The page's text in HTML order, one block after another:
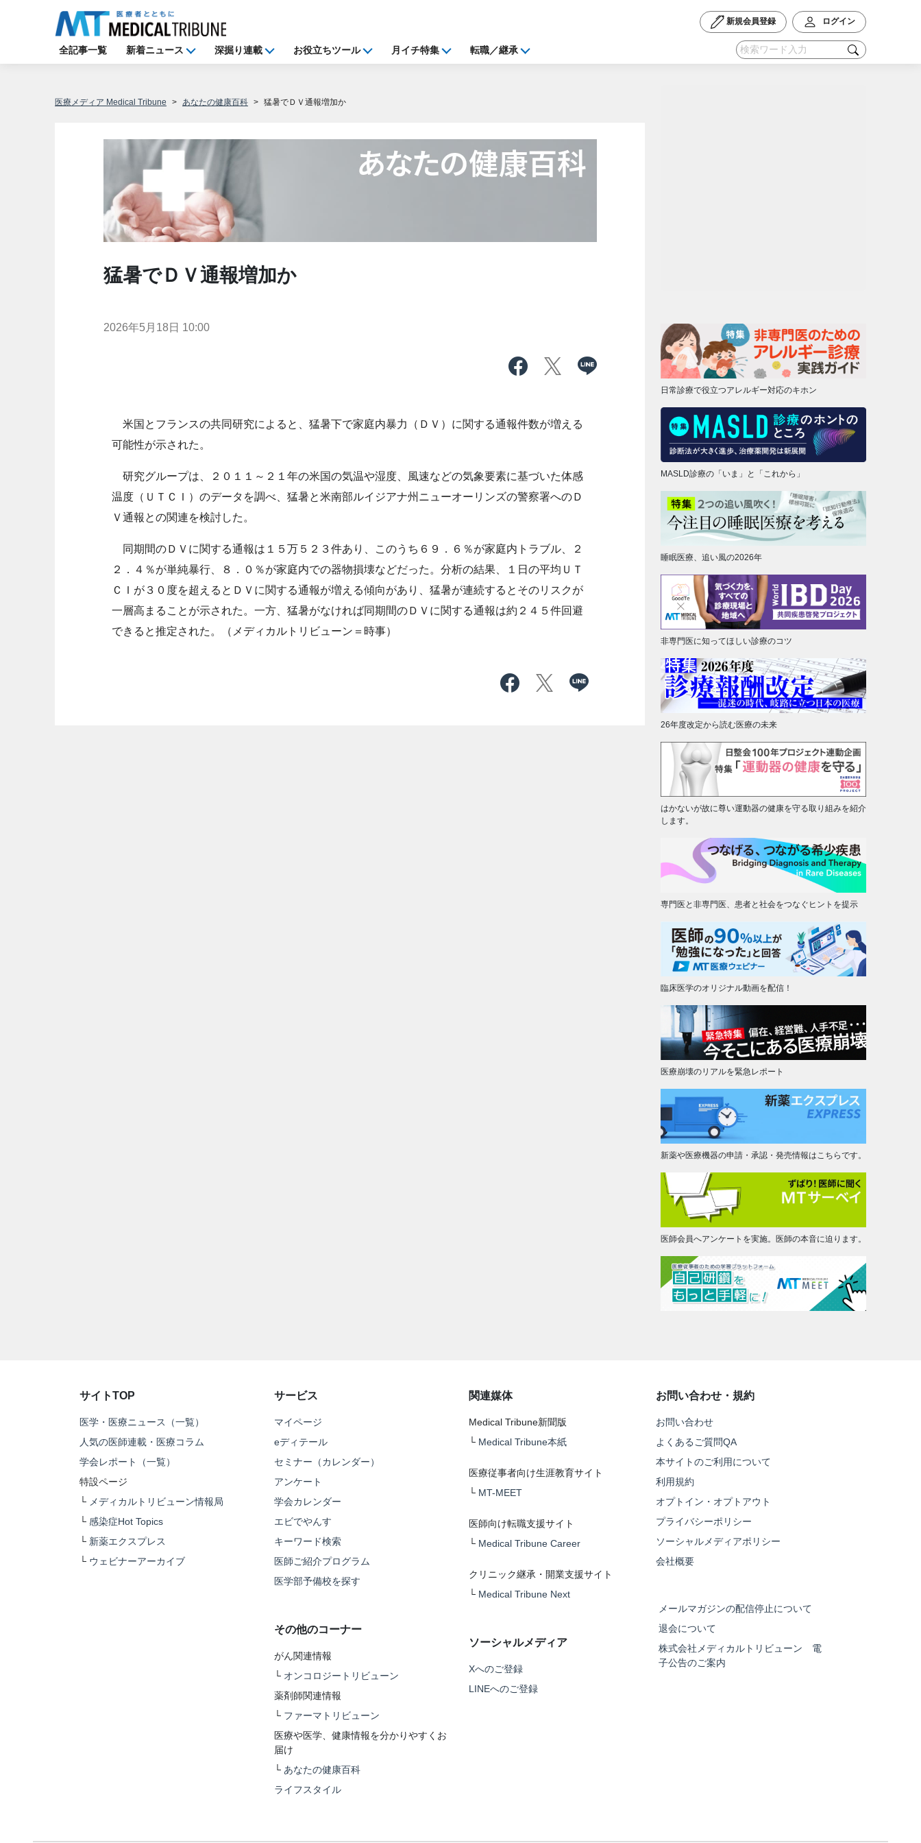
新規会員登録 ログイン
全記事一覧 新着ニュース 深掘り連載 お役立ちツール 月イチ特集 転職／継承
医療メディア Medical Tribune あなたの健康百科 猛暑でＤＶ通報増加か
猛暑でＤＶ通報増加か
2026年5月18日 10:00
米国とフランスの共同研究によると、猛暑下で家庭内暴力（ＤＶ）に関する通報件数が増える
可能性が示された。
研究グループは、２０１１～２１年の米国の気温や湿度、風速などの気象要素に基づいた体感
温度（ＵＴＣＩ）のデータを調べ、猛暑と米南部ルイジアナ州ニューオーリンズの警察署へのＤ
Ｖ通報との関連を検討した。
同期間のＤＶに関する通報は１５万５２３件あり、このうち６９．６％が家庭内トラブル、２
２．４％が単純暴行、８．０％が家庭内での器物損壊などだった。分析の結果、１日の平均ＵＴ
ＣＩが３０度を超えるとＤＶに関する通報が増える傾向があり、猛暑が連続するとそのリスクが
一層高まることが示された。一方、猛暑がなければ同期間のＤＶに関する通報は約２４５件回避
できると推定された。（メディカルトリビューン＝時事）
日常診療で役立つアレルギー対応のキホン
MASLD診療の「いま」と「これから」
睡眠医療、追い風の2026年
非専門医に知ってほしい診療のコツ
26年度改定から読む医療の未来
はかないが故に尊い運動器の健康を守る取り組みを紹介
します。
専門医と非専門医、患者と社会をつなぐヒントを提示
臨床医学のオリジナル動画を配信！
医療崩壊のリアルを緊急レポート
新薬や医療機器の申請・承認・発売情報はこちらです。
医師会員へアンケートを実施。医師の本音に迫ります。
サイトTOP
医学・医療ニュース（一覧）
人気の医師連載・医療コラム
学会レポート（一覧）
特設ページ
└ メディカルトリビューン情報局
└ 感染症Hot Topics
└ 新薬エクスプレス
└ ウェビナーアーカイブ
サービス
マイページ
eディテール
セミナー（カレンダー）
アンケート
学会カレンダー
エビでやんす
キーワード検索
医師ご紹介プログラム
医学部予備校を探す
その他のコーナー
がん関連情報
└ オンコロジートリビューン
薬剤師関連情報
└ ファーマトリビューン
医療や医学、健康情報を分かりやすくお
届け
└ あなたの健康百科
ライフスタイル
関連媒体
Medical Tribune新聞版
└ Medical Tribune本紙
医療従事者向け生涯教育サイト
└ MT-MEET
医師向け転職支援サイト
└ Medical Tribune Career
クリニック継承・開業支援サイト
└ Medical Tribune Next
ソーシャルメディア
Xへのご登録
LINEへのご登録
お問い合わせ・規約
お問い合わせ
よくあるご質問QA
本サイトのご利用について
利用規約
オプトイン・オプトアウト
プライバシーポリシー
ソーシャルメディアポリシー
会社概要
メールマガジンの配信停止について
退会について
株式会社メディカルトリビューン 電
子公告のご案内